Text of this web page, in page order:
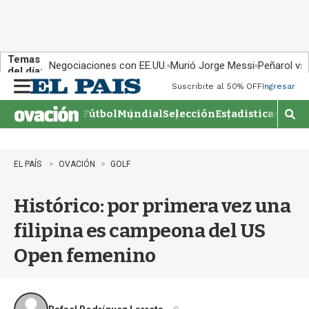
Temas
del día: Negociaciones con EE.UU. Murió Jorge Messi Peñarol
n
u
Suscribite al 50% OFFIngresar
FútbolMundialSelecciónEstadisticas
M
o
r
b
EL PAÍS OVACIÓN GOLF
Histórico: por primera vez una
filipina es campeona del US
Open femenino